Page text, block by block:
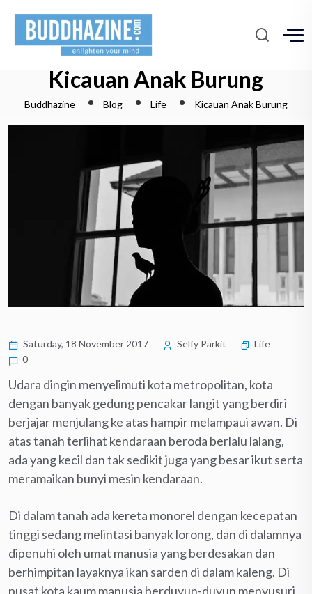
Kicauan Anak Burung
Buddhazine Blog Life Kicauan Anak Burung
Saturday, 18 November 2017 Selfy Parkit
Life
0
Udara dingin menyelimuti kota metropolitan, kota
dengan banyak gedung pencakar langit yang berdiri
berjajar menjulang ke atas hampir melampaui awan. Di
atas tanah terlihat kendaraan beroda berlalu lalang,
ada yang kecil dan tak sedikit juga yang besar ikut serta
meramaikan bunyi mesin kendaraan.
Di dalam tanah ada kereta monorel dengan kecepatan
tinggi sedang melintasi banyak lorong, dan di dalamnya
dipenuhi oleh umat manusia yang berdesakan dan
berhimpitan layaknya ikan sarden di dalam kaleng. Di
pusat kota kaum manusia berduyun-duyun menyusuri